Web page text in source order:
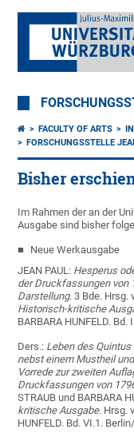
FACULTY OF ARTS
FORSCHUNGSSTELLE
Bisher
Im Rahmen der an der
Ausgabe sind bisher
Neue Werkausgabe
JEAN PAUL: Hesperus
der Druckfassungen von
Darstellung. 3 Bde. Hrsg.
Historisch-kritische
BARBARA HUNFELD.
Ders.: Leben des
nebst einem Mustheil
Vorrede zur zweiten
Druckfassungen von
STRAUB und BARBARA
kritische Ausgabe. Hrsg.
HUNFELD. Bd. VI.1.